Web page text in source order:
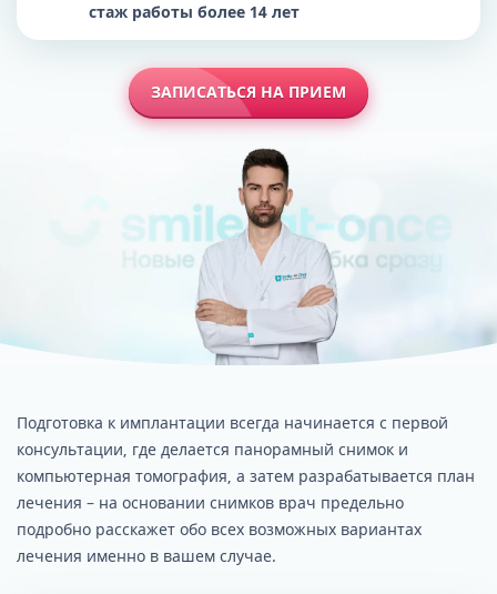
стаж работы более 14 лет
ЗАПИСАТЬСЯ НА ПРИЕМ
Подготовка к имплантации всегда начинается с первой
консультации, где делается панорамный снимок и
компьютерная томография, а затем разрабатывается план
лечения – на основании снимков врач предельно
подробно расскажет обо всех возможных вариантах
лечения именно в вашем случае.